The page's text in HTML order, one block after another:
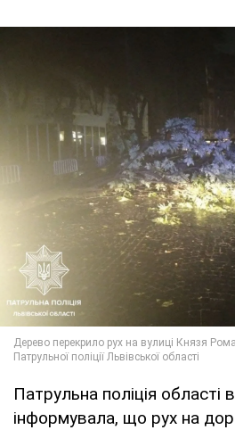
Патрульна поліція області в
інформувала, що рух на